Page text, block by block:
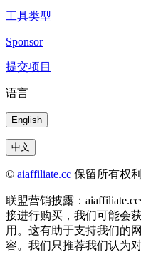
工具类型
Sponsor
提交项目
语言
English
中文
© aiaffiliate.cc 保留所有权利
联盟营销披露：
接进行购买，我们可能会
用。这有助于支持我们的
容。我们只推荐我们认为